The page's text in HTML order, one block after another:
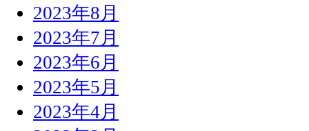
2023年8月
2023年7月
2023年6月
2023年5月
2023年4月